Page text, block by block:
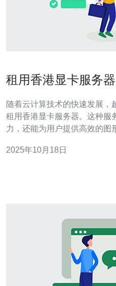
租用香港显卡服务
随着云计算技术的快速发展，
租用香港显卡服务器。这种服
力，还能为用户提供高效的图
更好地进行决策。 在开始之前，我们首先需要了解什么是
2025年10月18日